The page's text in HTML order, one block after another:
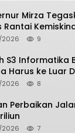
Mirza
Rantai
9
S3 Informatika
Harus ke Luar
8
Perbaikan
7